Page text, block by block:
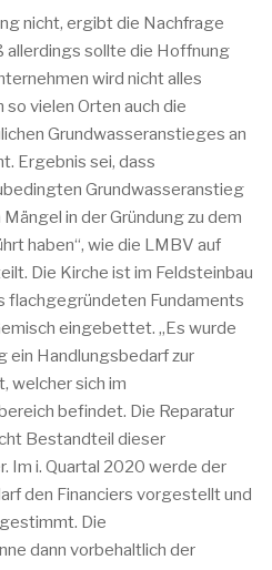
nicht, ergibt die Nachfrage
allerdings sollte die Hoffnung
wird nicht alles
vielen Orten auch die
Grundwasseranstieges an
Ergebnis sei, dass
Grundwasseranstieg
in der Gründung zu dem
haben“, wie die LMBV auf
Die Kirche ist im Feldsteinbau
flachgegründeten Fundaments
eingebettet. „Es wurde
ein Handlungsbedarf zur
welcher sich im
befindet. Die Reparatur
Bestandteil dieser
Im i. Quartal 2020 werde der
den Financiers vorgestellt und
Die
dann vorbehaltlich der